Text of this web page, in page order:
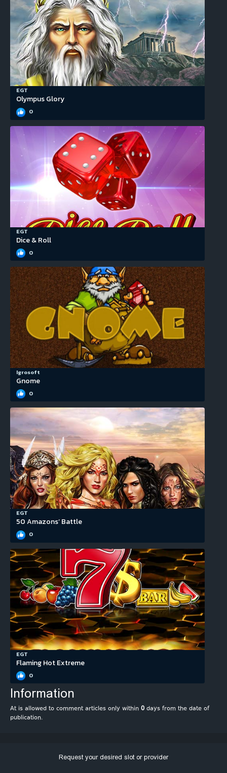
EGT
Olympus Glory
0
EGT
Dice & Roll
0
Igrosoft
Gnome
0
EGT
50 Amazons’ Battle
0
EGT
Flaming Hot Extreme
0
Information
At is allowed to comment articles only within 0 days from the date of
publication.
Request your desired slot or provider